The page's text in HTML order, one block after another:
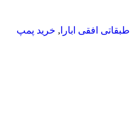
افقی ابارا , خرید پمپ